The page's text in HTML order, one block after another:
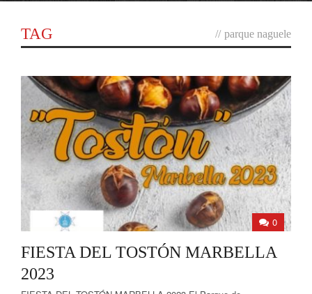
TAG // parque naguele
0
FIESTA DEL TOSTÓN MARBELLA
2023